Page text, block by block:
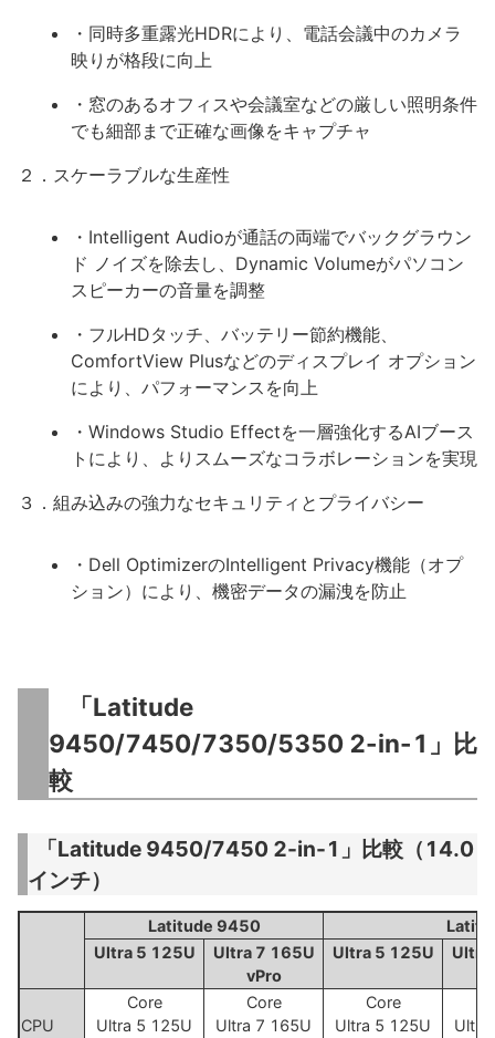
・同時多重露光HDRにより、電話会議中のカメラ
映りが格段に向上
・窓のあるオフィスや会議室などの厳しい照明条件
でも細部まで正確な画像をキャプチャ
２．スケーラブルな生産性
・Intelligent Audioが通話の両端でバックグラウン
ド ノイズを除去し、Dynamic Volumeがパソコン
スピーカーの音量を調整
・フルHDタッチ、バッテリー節約機能、
ComfortView Plusなどのディスプレイ オプション
により、パフォーマンスを向上
・Windows Studio Effectを一層強化するAIブース
トにより、よりスムーズなコラボレーションを実現
３．組み込みの強力なセキュリティとプライバシー
・Dell OptimizerのIntelligent Privacy機能（オプ
ション）により、機密データの漏洩を防止
「Latitude
9450/7450/7350/5350 2-in-1」比
較
「Latitude 9450/7450 2-in-1」比較（14.0
インチ）
Latitude 9450
Ultra 5 125U
Ultra 7 165U
vPro
Ultra 5 125U Ultra
CPU
Core
Ultra 5 125U
Core
Ultra 7 165U
Core
Ultra 5 125U
Ultra